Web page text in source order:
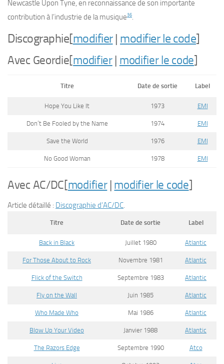
Newcastle Upon Tyne, en reconnaissance de son importante
contribution à l’industrie de la musique36.
Discographie[modifier| modifier le code]
Avec Geordie[modifier| modifier le code]
Titre Date de sortie Label
Hope You Like It 1973 EMI
Don’t Be Fooled by the Name 1974 EMI
Save the World 1976 EMI
No Good Woman 1978 EMI
Avec AC/DC[modifier| modifier le code]
Article détaillé : Discographie d’AC/DC.
Titre Date de sortie Label
Back in Black Juillet 1980 Atlantic
For Those About to Rock Novembre 1981 Atlantic
Flick of the Switch Septembre 1983 Atlantic
Fly on the Wall Juin 1985 Atlantic
Who Made Who Mai 1986 Atlantic
Blow Up Your Video Janvier 1988 Atlantic
The Razors Edge Septembre 1990 Atco